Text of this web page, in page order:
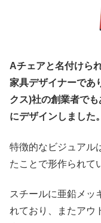
Aチェアと名付けら
家具デザイナーであ
クス)社の創業者で
にデザインしました。
特徴的なビジュアル
たことで形作られて
スチールに亜鉛メッ
れており、またアウ